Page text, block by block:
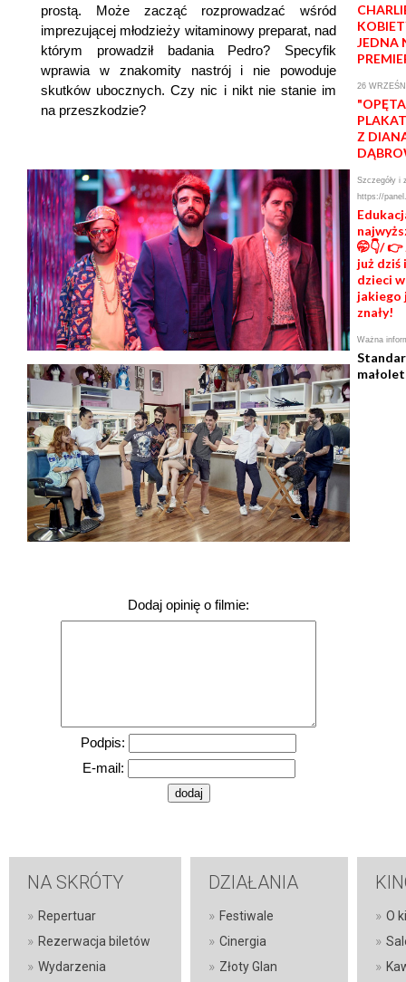
prostą. Może zacząć rozprowadzać wśród
imprezującej młodzieży witaminowy preparat, nad
którym prowadził badania Pedro? Specyfik
wprawia w znakomity nastrój i nie powoduje
skutków ubocznych. Czy nic i nikt nie stanie im
na przeszkodzie?
Dodaj opinię o filmie:
Podpis:
E-mail:
JEDNA
26
Z
Szczegóły i
https://
🤭👇/
już dziś
dzieci
jakiego
znały!
Ważna
NA SKRÓTY
» Repertuar
» Rezerwacja biletów
» Wydarzenia
DZIAŁANIA
» Festiwale
» Cinergia
» Złoty Glan
» O
»
»